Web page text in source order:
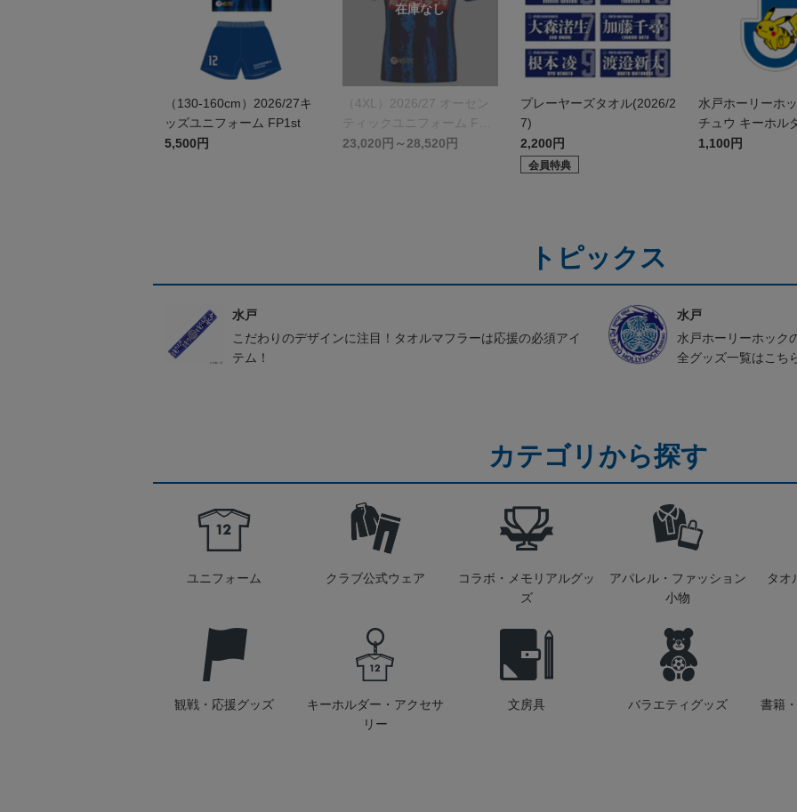
（130-160cm）2026/27キ
ッズユニフォーム FP1st
5,500円
（4XL）2026/27 オーセン
ティックユニフォーム FP 1
st
23,020円～28,520円
プレーヤーズタオル(2026/2
7)
2,200円
会員特典
水戸ホーリーホ
チュウ キーホル
1,100円
トピックス
水戸
こだわりのデザインに注目！タオルマフラーは応援の必須アイ
テム！
水戸
水戸ホーリーホック
全グッズ一覧はこち
カテゴリから探す
ユニフォーム クラブ公式ウェア
コラボ・メモリアルグッ
ズ
アパレル・ファッション
小物
タオ
観戦・応援グッズ
キーホルダー・アクセサ
リー
文房具 バラエティグッズ 書籍